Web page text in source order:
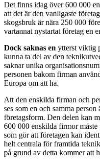
Det finns idag över 600 000
att det är den vanligaste
skogsbruk är nära 250 000
vartannat nystartat företag en
Dock saknas en ytterst viktig
kunna ta del av den
saknar unika
personen bakom firman
Europa om att ha.
Att den enskilda firman och
ses som en och samma
företagsform. Den delen kan
600 000 enskilda firmor måste
som gör att företagen kan
helt centrala för framtida
på grund av detta kommer att